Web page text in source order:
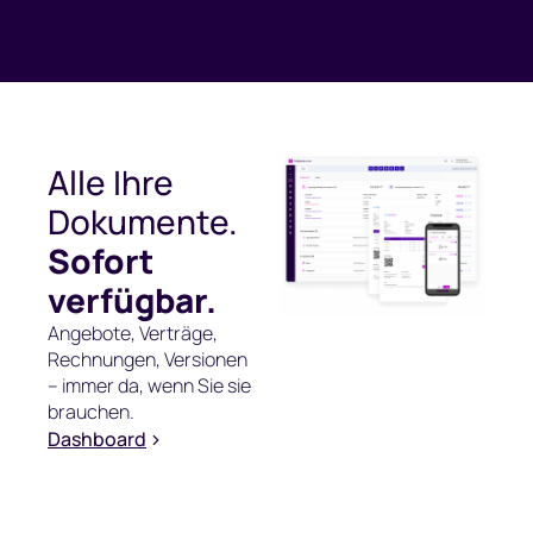
Alle Ihre
Dokumente.
Sofort
verfügbar.
Angebote, Verträge,
Rechnungen, Versionen
– immer da, wenn Sie sie
brauchen.
Dashboard